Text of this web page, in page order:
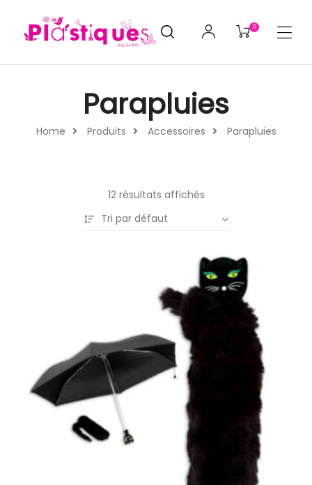
0
Home Produits Accessoires Parapluies
Parapluies
12 résultats affichés
Tri par défaut